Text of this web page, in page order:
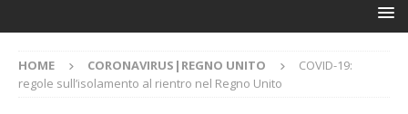
HOME CORONAVIRUS|REGNO UNITO
COVID-19:
regole sull’isolamento al rientro nel Regno Unito